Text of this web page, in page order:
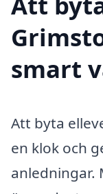
smart
Att byta
en klok och
anledningar.